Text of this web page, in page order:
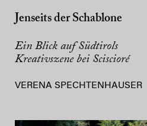
Jenseits der Schablone
Ein Blick auf Südtirols
Kreativszene bei Sciscioré
VERENA SPECHTENHAUSER